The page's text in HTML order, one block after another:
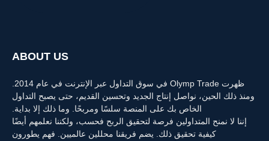
ABOUT US
ومنذ ذلك الحين، نواصل إنتاج الجديد وتحسين القديم، حتى يصبح التداول
الخاص بك على المنصة سلسًا ومربحًا. وما ذلك إلا بداية.
إننا لا نمنح المتداولين فرصة لتحقيق الربح فحسب، ولكننا نعلمهم أيضًا
كيفية تحقيق ذلك. يضم فريقنا محللين عالميين. فهم يطورون